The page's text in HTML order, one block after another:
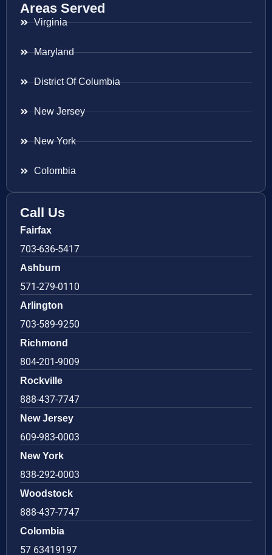
Areas Served
Virginia
Maryland
District Of Columbia
New Jersey
New York
Colombia
Call Us
Fairfax
703-636-5417
Ashburn
571-279-0110
Arlington
703-589-9250
Richmond
804-201-9009
Rockville
888-437-7747
New Jersey
609-983-0003
New York
838-292-0003
Woodstock
888-437-7747
Colombia
57 63419197